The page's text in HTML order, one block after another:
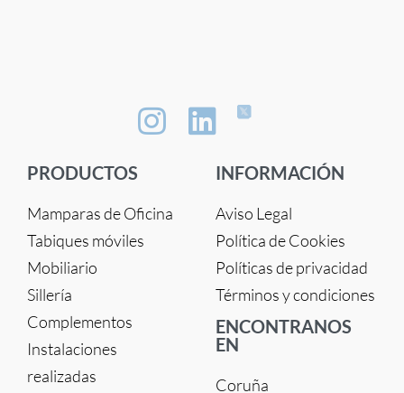
PRODUCTOS
Mamparas de Oficina
Tabiques móviles
Mobiliario
Sillería
Complementos
Instalaciones
realizadas
INFORMACIÓN
Aviso Legal
Política de Cookies
Políticas de privacidad
Términos y condiciones
ENCONTRANOS
EN
Coruña